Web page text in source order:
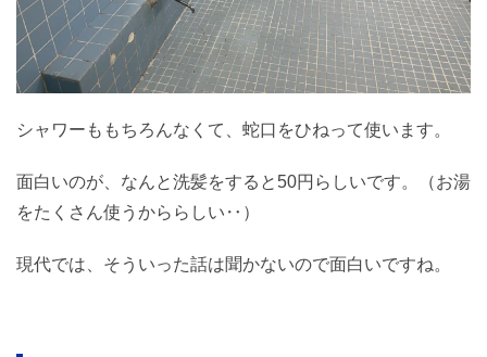
シャワーももちろんなくて、蛇口をひねって使います。
面白いのが、なんと洗髪をすると50円らしいです。（お湯
をたくさん使うかららしい‥）
現代では、そういった話は聞かないので面白いですね。